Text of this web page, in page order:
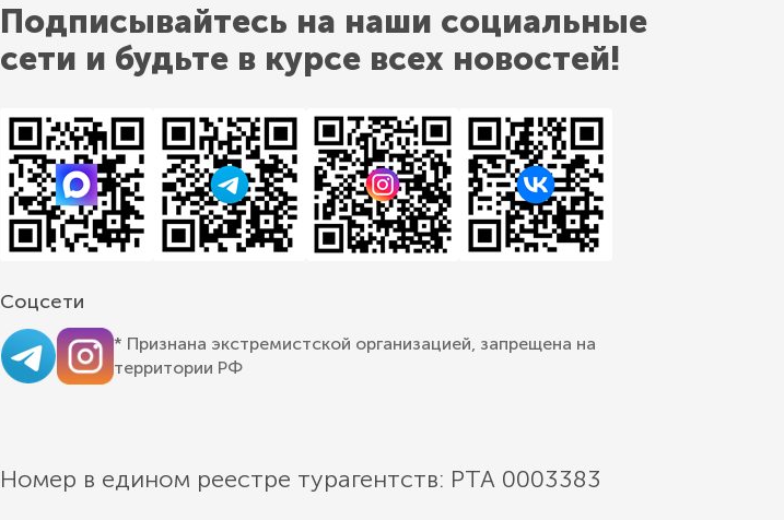
Подписывайтесь на наши социальные
сети и будьте в курсе всех новостей!
Соцсети
* Признана экстремистской организацией, запрещена на
территории РФ
Номер в едином реестре турагентств: РТА 0003383